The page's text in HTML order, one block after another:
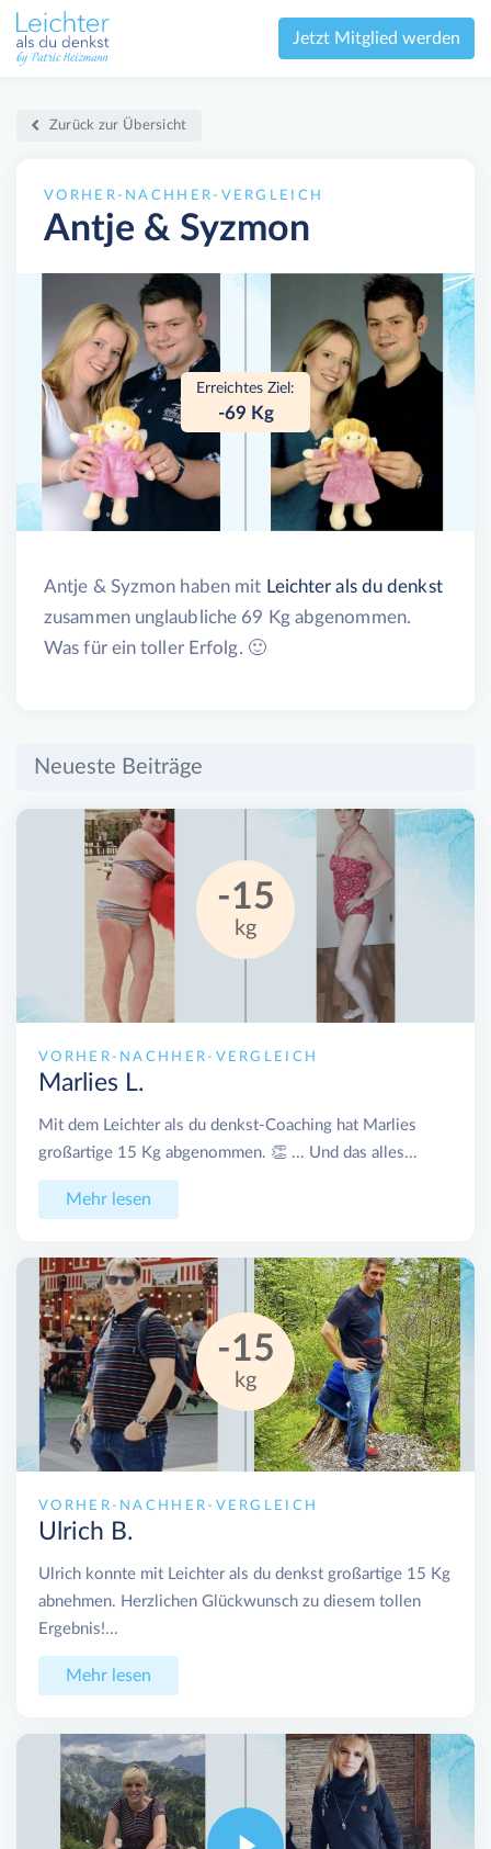
Jetzt Mitglied werden
Zurück zur Übersicht
VORHER-NACHHER-VERGLEICH
Antje & Syzmon
Erreichtes Ziel:
-69 Kg
Antje & Syzmon
Antje & Syzmon haben mit Leichter als du denkst
zusammen unglaubliche 69 Kg abgenommen.
Was für ein toller Erfolg. 🙂
Neueste Beiträge
-15
kg
VORHER-NACHHER-VERGLEICH
Marlies L.
Mit dem Leichter als du denkst-Coaching hat Marlies
großartige 15 Kg abgenommen. 👏 ... Und das alles...
Mehr lesen
-15
kg
VORHER-NACHHER-VERGLEICH
Ulrich B.
Ulrich konnte mit Leichter als du denkst großartige 15 Kg
abnehmen. Herzlichen Glückwunsch zu diesem tollen
Ergebnis!...
Mehr lesen